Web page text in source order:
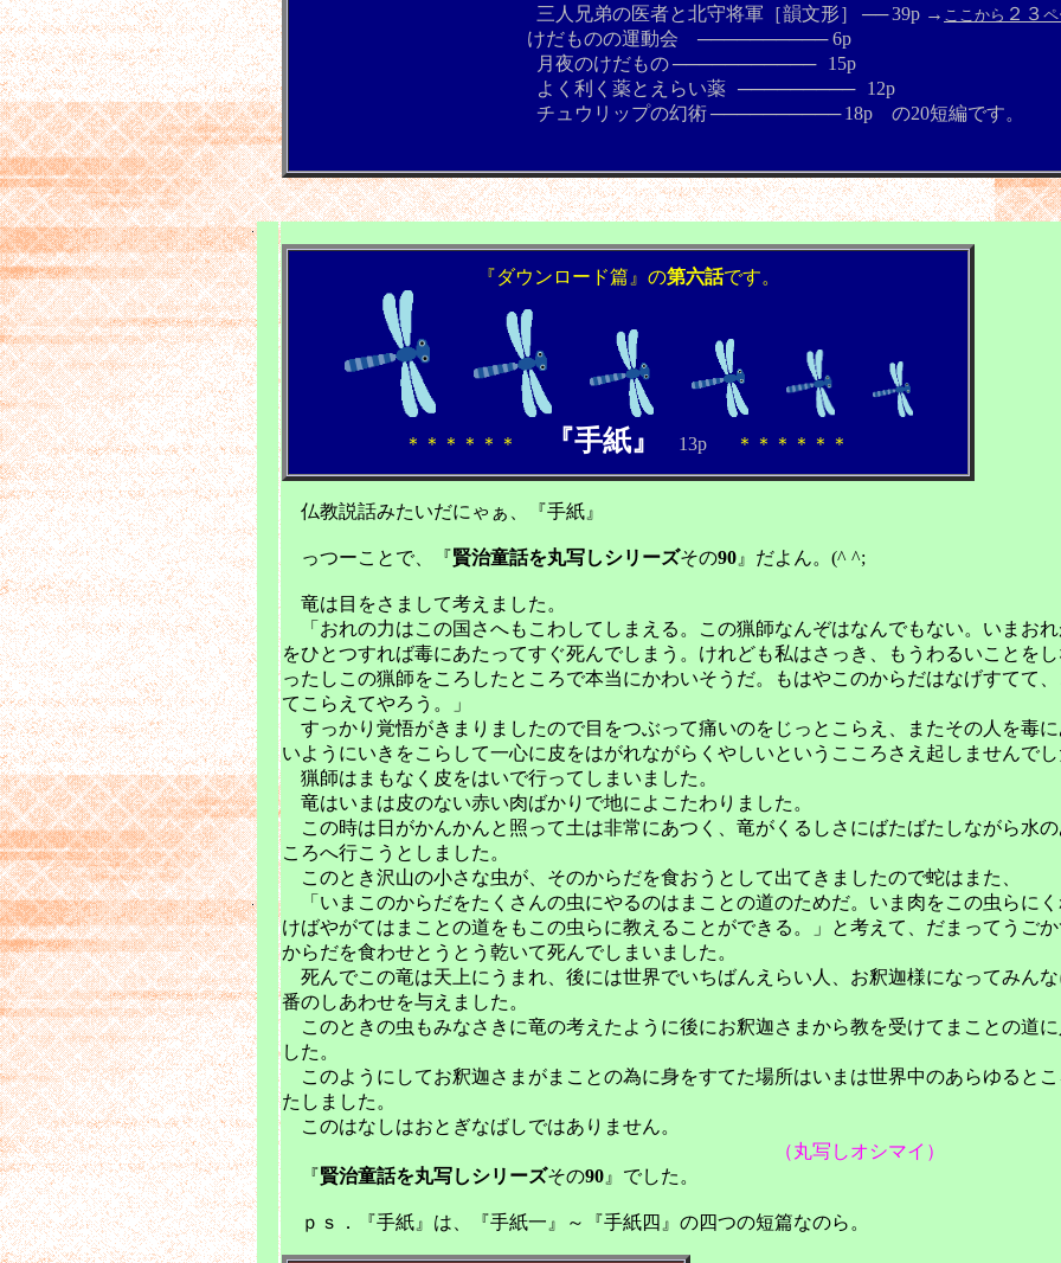
三人兄弟の医者と北守将軍［韻文形］
──39p → ここから ２３
けだものの運動会 ────────── 6p
月夜のけだもの───────────
15p
よく利く薬とえらい薬 ─────────
12p
チュウリップの幻術────────── 18p の20短編です。
『ダウンロード篇』の第六話です。
＊＊＊＊＊＊ 『手紙』 13p ＊＊＊＊＊＊
仏教説話みたいだにゃぁ、『手紙』
っつーことで、『賢治童話を丸写しシリーズその90 』だよん。(^ ^;
竜は目をさまして考えました。
「おれの力はこの国さへもこわしてしまえる。この猟師なんぞはなんでもない。いまお
をひとつすれば毒にあたってすぐ死んでしまう。けれども私はさっき、もうわるいことを
ったしこの猟師をころしたところで本当にかわいそうだ。もはやこのからだはなげすてて
てこらえてやろう。」
すっかり覚悟がきまりましたので目をつぶって痛いのをじっとこらえ、またその人を毒
いようにいきをこらして一心に皮をはがれながらくやしいというこころさえ起しませんで
猟師はまもなく皮をはいで行ってしまいました。
竜はいまは皮のない赤い肉ばかりで地によこたわりました。
この時は日がかんかんと照って土は非常にあつく、竜がくるしさにばたばたしながら水
ころへ行こうとしました。
このとき沢山の小さな虫が、そのからだを食おうとして出てきましたので蛇はまた、
「いまこのからだをたくさんの虫にやるのはまことの道のためだ。いま肉をこの虫らに
けばやがてはまことの道をもこの虫らに教えることができる。」と考えて、だまってうご
からだを食わせとうとう乾いて死んでしまいました。
死んでこの竜は天上にうまれ、後には世界でいちばんえらい人、お釈迦様になってみん
番のしあわせを与えました。
このときの虫もみなさきに竜の考えたように後にお釈迦さまから教を受けてまことの道
した。
このようにしてお釈迦さまがまことの為に身をすてた場所はいまは世界中のあらゆると
たしました。
このはなしはおとぎなばしではありません。
（丸写しオシマイ）
『賢治童話を丸写しシリーズその90 』でした。
ｐｓ．『手紙』は、『手紙一』～『手紙四』の四つの短篇なのら。